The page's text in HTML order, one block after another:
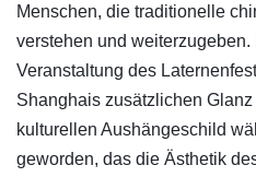
Menschen, die traditionelle
verstehen und
Veranstaltung des
Shanghais zusätzlichen
kulturellen Aushängeschild
geworden, das die Ästhetik